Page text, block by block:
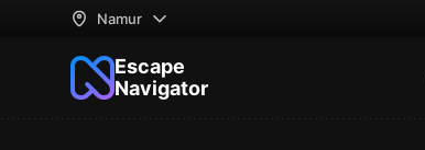
Namur
Escape
Navigator